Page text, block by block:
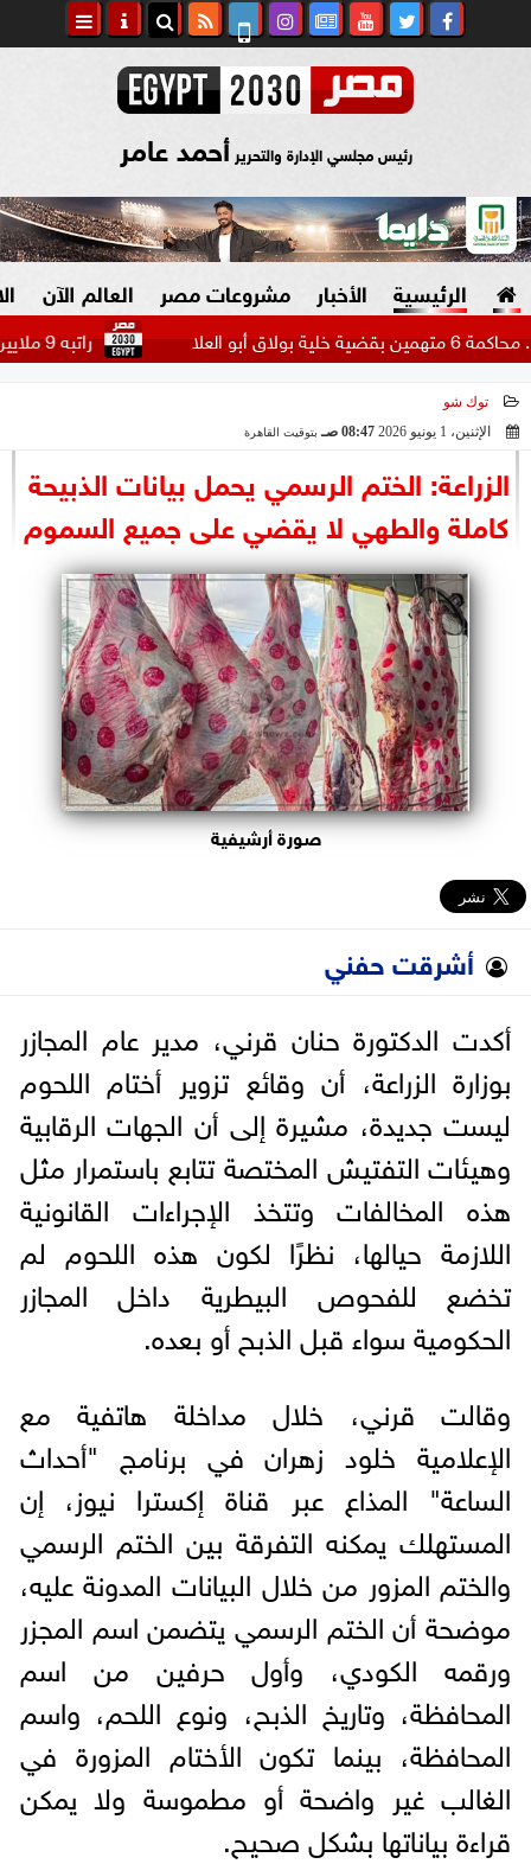
رئيس مجلسي الإدارة والتحرير أحمد عامر
الرئيسية الأخبار
السياسة
الرئاسة
البرلمان
الوزارات
الأحزاب
مشروعات مصر العالم الآن
راتبه 9 ملايين دولار.. بيراميدز يتحرك لضم مهاجم الاتحاد السعودي...
توك شو
الإثنين، 1 يونيو 2026
08:47 صـ بتوقيت القاهرة
الزراعة: الختم الرسمي يحمل بيانات الذبيحة
كاملة والطهي لا يقضي على جميع السموم
صورة أرشيفية
أشرقت حفني
أكدت الدكتورة حنان قرني، مدير عام المجازر
بوزارة الزراعة، أن وقائع تزوير أختام اللحوم
ليست جديدة، مشيرة إلى أن الجهات الرقابية
وهيئات التفتيش المختصة تتابع باستمرار مثل
هذه المخالفات وتتخذ الإجراءات القانونية
اللازمة حيالها، نظرًا لكون هذه اللحوم لم
تخضع للفحوص البيطرية داخل المجازر
الحكومية سواء قبل الذبح أو بعده.
وقالت قرني، خلال مداخلة هاتفية مع
الإعلامية خلود زهران في برنامج "أحداث
الساعة" المذاع عبر قناة إكسترا نيوز، إن
المستهلك يمكنه التفرقة بين الختم الرسمي
والختم المزور من خلال البيانات المدونة عليه،
موضحة أن الختم الرسمي يتضمن اسم المجزر
ورقمه الكودي، وأول حرفين من اسم
المحافظة، وتاريخ الذبح، ونوع اللحم، واسم
المحافظة، بينما تكون الأختام المزورة في
الغالب غير واضحة أو مطموسة ولا يمكن
قراءة بياناتها بشكل صحيح.